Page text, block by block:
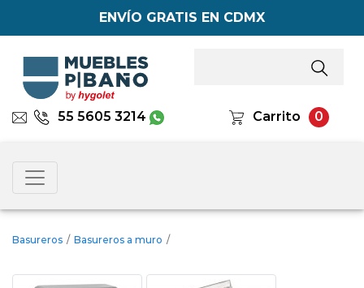
ENVÍO GRATIS EN CDMX
55 5605 3214 Carrito 0
Basureros / Basureros a muro /